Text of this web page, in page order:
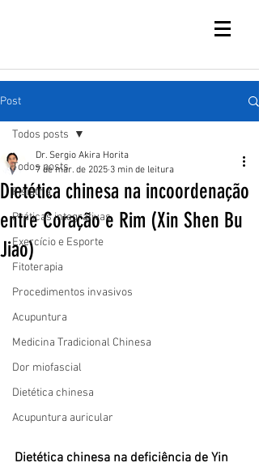
Post
Todos posts
Fisiatria
Práticas integrativas
Exercício e Esporte
Fitoterapia
Procedimentos invasivos
Acupuntura
Medicina Tradicional Chinesa
Dor miofascial
Dietética chinesa
Acupuntura auricular
Todos posts
Dietética chinesa na incoordenação
entre Coração e Rim (Xin Shen Bu
Jiao)
Dr. Sergio Akira Horita
7 de mar. de 2025 3 min de leitura
Dietética chinesa na deficiência de Yin